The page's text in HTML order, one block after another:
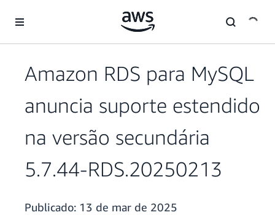
Pular para o conteúdo principal
Amazon RDS para MySQL
anuncia suporte estendido
na versão secundária
5.7.44-RDS.20250213
Publicado: 13 de mar de 2025